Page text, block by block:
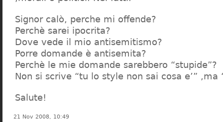
Signor calò, perche mi offende?
Perchè sarei ipocrita?
Dove vede il mio antisemitismo?
Porre domande è antisemita?
Perchè le mie domande sarebbero “stupide”?
Non si scrive “tu lo style non sai cosa e’” ,ma
Salute!
21 Nov 2008, 10:49